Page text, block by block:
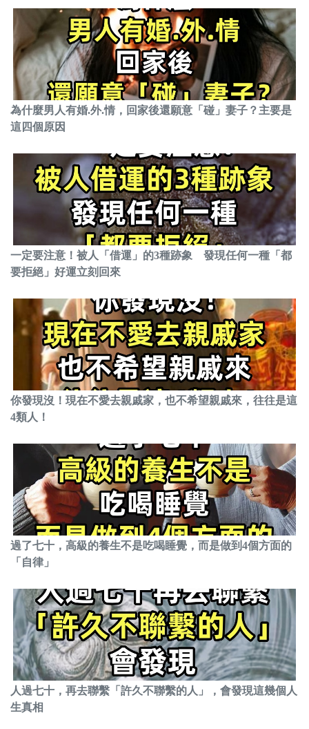
為什麼男人有婚.外.情，回家後還願意「碰」妻子？主要是
這四個原因
一定要注意！被人「借運」的3種跡象 發現任何一種「都
要拒絕」好運立刻回來
你發現沒！現在不愛去親戚家，也不希望親戚來，往往是這
4類人！
過了七十，高級的養生不是吃喝睡覺，而是做到4個方面的
「自律」
人過七十，再去聯繫「許久不聯繫的人」，會發現這幾個人
生真相